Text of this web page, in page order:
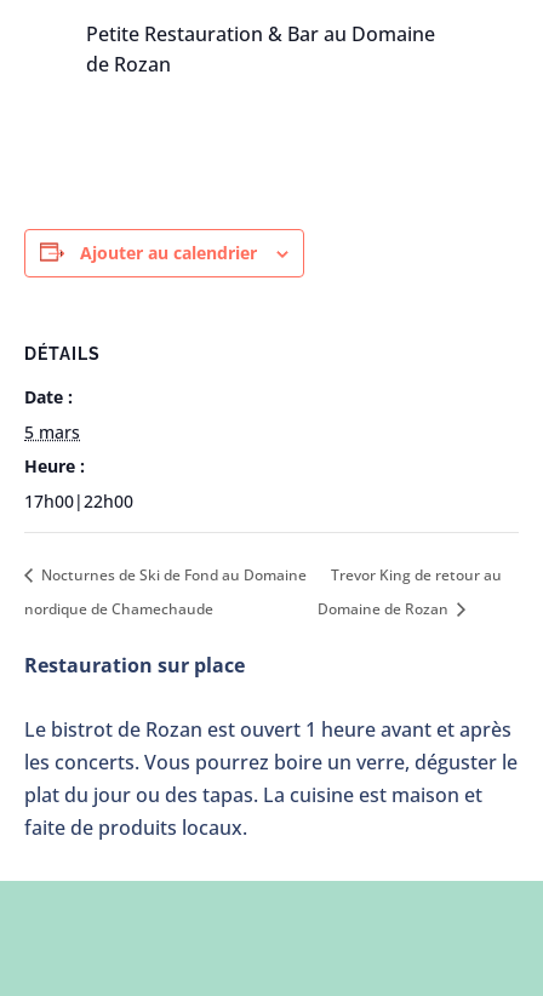
Petite Restauration & Bar au Domaine
de Rozan
Ajouter au calendrier
DÉTAILS
Date :
5 mars
Heure :
17h00|22h00
Nocturnes de Ski de Fond au Domaine
nordique de Chamechaude
Trevor King de retour au
Domaine de Rozan
Restauration sur place
Le bistrot de Rozan est ouvert 1 heure avant et après
les concerts. Vous pourrez boire un verre, déguster le
plat du jour ou des tapas. La cuisine est maison et
faite de produits locaux.